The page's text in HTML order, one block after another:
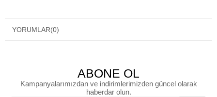
YORUMLAR(0)
ABONE OL
Kampanyalarımızdan ve indirimlerimizden güncel olarak
haberdar olun.